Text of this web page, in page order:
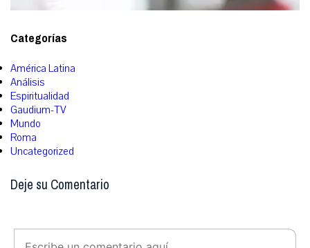
Categorías
América Latina
Análisis
Espiritualidad
Gaudium-TV
Mundo
Roma
Uncategorized
Deje su Comentario